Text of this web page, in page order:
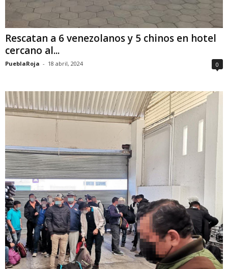
Rescatan a 6 venezolanos y 5 chinos en hotel
cercano al...
PueblaRoja - 18 abril, 2024 0